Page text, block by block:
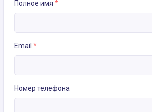
Полное имя *
Email *
Номер телефона